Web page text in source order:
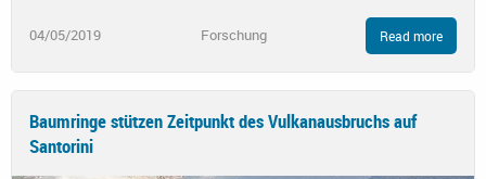
04/05/2019 Forschung Read more
Baumringe stützen Zeitpunkt des Vulkanausbruchs auf
Santorini